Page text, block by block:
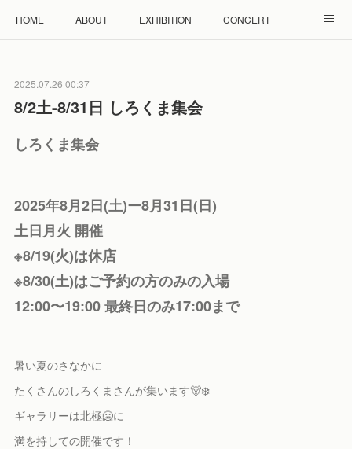
HOME ABOUT EXHIBITION CONCERT
RENTAL
2025.07.26 00:37
8/2土-8/31日 しろくま集会
しろくま集会
2025年8月2日(土)ー8月31日(日)
土日月火 開催
※8/19(火)は休店
※8/30(土)はご予約の方のみの入場
12:00〜19:00 最終日のみ17:00まで
暑い夏のさなかに
たくさんのしろくまさんが集います🐻‍❄️
ギャラリーは北極🥶に
満を持しての開催です！